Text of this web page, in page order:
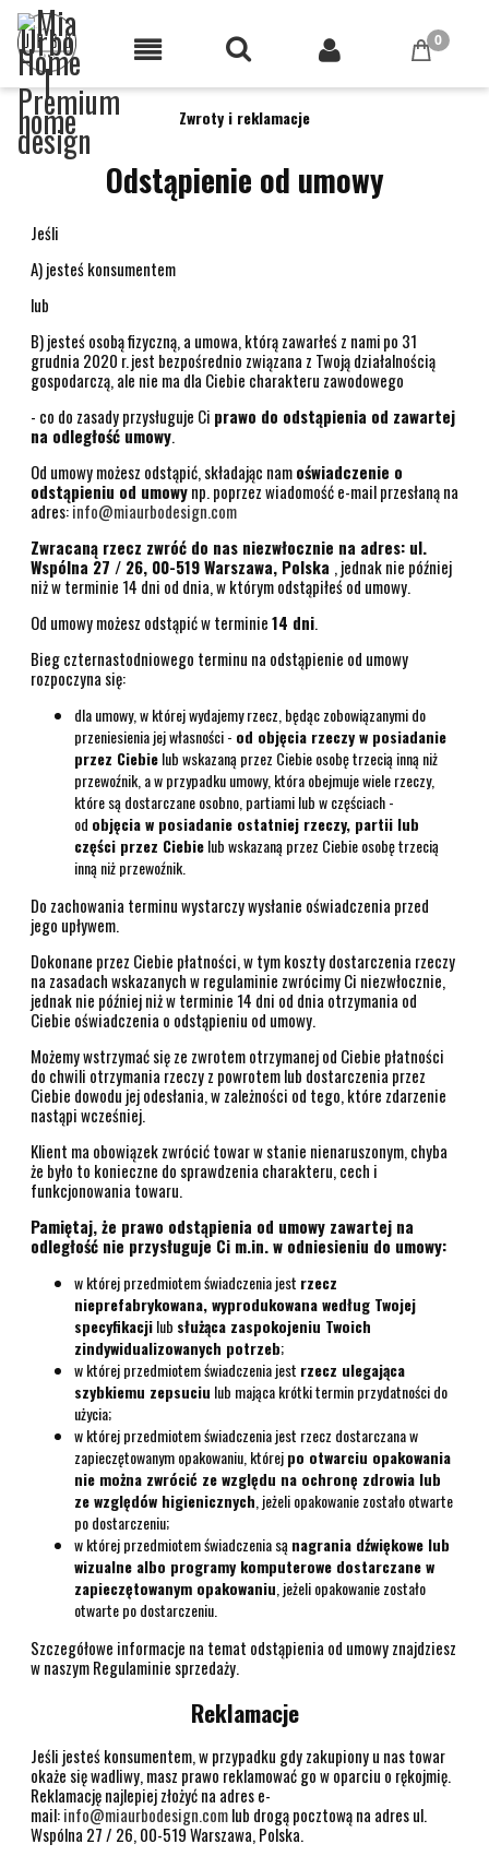
Zwroty i reklamacje
Odstąpienie od umowy
Jeśli
A) jesteś konsumentem
lub
B) jesteś osobą fizyczną, a umowa, którą zawarłeś z nami po 31
grudnia 2020 r. jest bezpośrednio związana z Twoją działalnością
gospodarczą, ale nie ma dla Ciebie charakteru zawodowego
- co do zasady przysługuje Ci prawo do odstąpienia od zawartej
na odległość umowy.
Od umowy możesz odstąpić, składając namoświadczenie o
odstąpieniu od umowynp. poprzez wiadomość e-mail przesłaną na
adres:info@miaurbodesign.com
Zwracaną rzecz zwróć do nas niezwłocznie na adres: ul.
Wspólna 27 / 26, 00-519 Warszawa, Polska , jednak nie później
niż w terminie 14 dni od dnia, w którym odstąpiłeś od umowy.
Od umowy możesz odstąpić w terminie14 dni.
Bieg czternastodniowego terminu na odstąpienie od umowy
rozpoczyna się:
dla umowy, w której wydajemy rzecz, będąc zobowiązanymi do
przeniesienia jej własności - od objęcia rzeczy w posiadanie
przez Ciebielub wskazaną przez Ciebie osobę trzecią inną niż
przewoźnik, a w przypadku umowy, która obejmuje wiele rzeczy,
które są dostarczane osobno, partiami lub w częściach -
od objęcia w posiadanie ostatniej rzeczy, partii lub
części przez Ciebielub wskazaną przez Ciebie osobę trzecią
inną niż przewoźnik.
Do zachowania terminu wystarczy wysłanie oświadczenia przed
jego upływem.
Dokonane przez Ciebie płatności, w tym koszty dostarczenia rzeczy
na zasadach wskazanych w regulaminie zwrócimy Ci niezwłocznie,
jednak nie później niż w terminie 14 dni od dnia otrzymania od
Ciebie oświadczenia o odstąpieniu od umowy.
Możemy wstrzymać się ze zwrotem otrzymanej od Ciebie płatności
do chwili otrzymania rzeczy z powrotem lub dostarczenia przez
Ciebie dowodu jej odesłania, w zależności od tego, które zdarzenie
nastąpi wcześniej.
Klient ma obowiązek zwrócić towar w stanie nienaruszonym, chyba
że było to konieczne do sprawdzenia charakteru, cech i
funkcjonowania towaru.
Pamiętaj, że prawo odstąpienia od umowy zawartej na
odległość nie przysługuje Ci m.in. w odniesieniu do umowy:
w której przedmiotem świadczenia jest rzecz
nieprefabrykowana, wyprodukowana według Twojej
specyfikacjilub służąca zaspokojeniu Twoich
zindywidualizowanych potrzeb;
w której przedmiotem świadczenia jest rzecz ulegająca
szybkiemu zepsuciu lub mająca krótki termin przydatności do
użycia;
w której przedmiotem świadczenia jest rzecz dostarczana w
zapieczętowanym opakowaniu, którejpo otwarciu opakowania
nie można zwrócić ze względu na ochronę zdrowia lub
ze względów higienicznych , jeżeli opakowanie zostało otwarte
po dostarczeniu;
w której przedmiotem świadczenia są nagrania dźwiękowe lub
wizualne albo programy komputerowe dostarczane w
zapieczętowanym opakowaniu , jeżeli opakowanie zostało
otwarte po dostarczeniu.
Szczegółowe informacje na temat odstąpienia od umowy znajdziesz
w naszym Regulaminie sprzedaży.
Reklamacje
Jeśli jesteś konsumentem, w przypadku gdy zakupiony u nas towar
okaże się wadliwy, masz prawo reklamować go w oparciu o rękojmię.
Reklamację najlepiej złożyć na adres e-
mail:info@miaurbodesign.comlub drogą pocztową na adres ul.
Wspólna 27 / 26, 00-519 Warszawa, Polska.